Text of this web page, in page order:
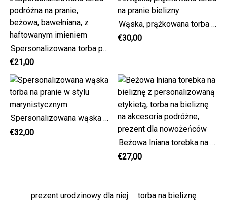
Spersonalizowana torba podróżna na pranie, beżowa, bawełniana, z haftowanym imieniem
€21,00
Wąska, prążkowana torba na pranie bielizny
€30,00
Spersonalizowana wąska torba na pranie w stylu marynistycznym
€32,00
Beżowa lniana torebka na bieliznę z personalizowaną etykietą, torba na bieliznę na akcesoria podróżne, prezent dla nowożeńców
€27,00
prezent urodzinowy dla niej torba na bieliznę